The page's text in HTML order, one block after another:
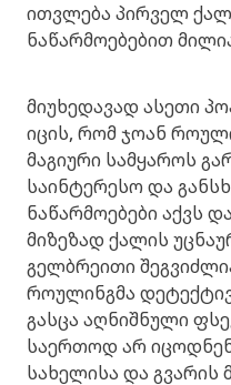
ითვლება პირველ
ნაწარმოებებით
მიუხედავად ასეთი
იცის, რომ ჯოან
მაგიური სამყაროს
საინტერესო და
ნაწარმოებები აქვს
მიზეზად ქალის
გელბრეითი
როულინგმა
გასცა აღნიშნული
საერთოდ არ
სახელისა და გვარის